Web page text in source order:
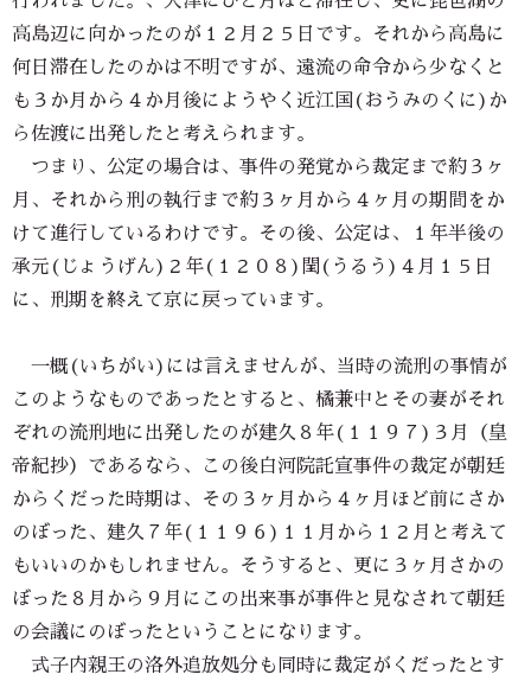
高島辺に向かったのが１２月２５日です。それから高島に
何日滞在したのかは不明ですが、遠流の命令から少なくと
も３か月から４か月後にようやく近江国(おうみのくに)か
ら佐渡に出発したと考えられます。
つまり、公定の場合は、事件の発覚から裁定まで約３ヶ
月、それから刑の執行まで約３ヶ月から４ヶ月の期間をか
けて進行しているわけです。その後、公定は、１年半後の
承元(じょうげん)２年(１２０８)閏(うるう)４月１５日
に、刑期を終えて京に戻っています。
一概(いちがい)には言えませんが、当時の流刑の事情が
このようなものであったとすると、橘兼中とその妻がそれ
ぞれの流刑地に出発したのが建久８年(１１９７)３月（皇
帝紀抄）であるなら、この後白河院託宣事件の裁定が朝廷
からくだった時期は、その３ヶ月から４ヶ月ほど前にさか
のぼった、建久７年(１１９６)１１月から１２月と考えて
もいいのかもしれません。そうすると、更に３ヶ月さかの
ぼった８月から９月にこの出来事が事件と見なされて朝廷
の会議にのぼったということになります。
式子内親王の洛外追放処分も同時に裁定がくだったとす